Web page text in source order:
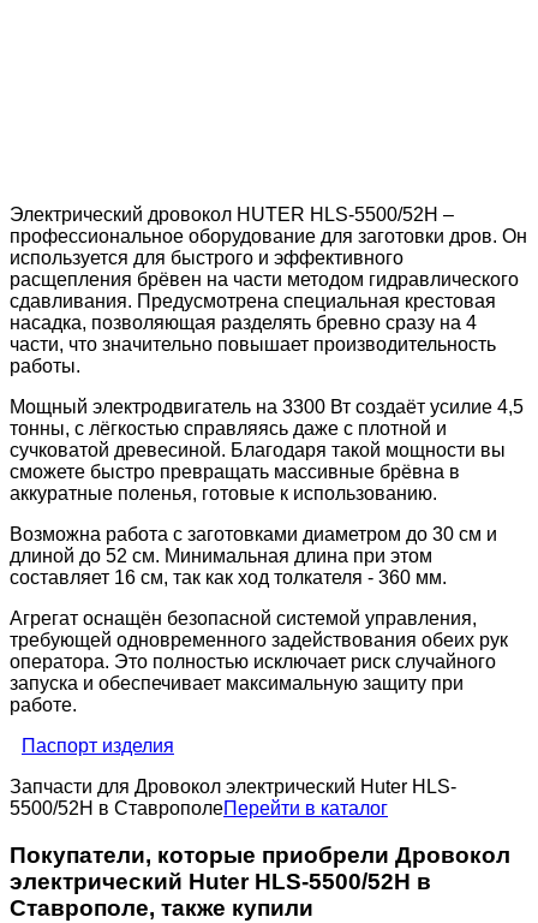
Электрический дровокол HUTER HLS-5500/52H –
профессиональное оборудование для заготовки дров. Он
используется для быстрого и эффективного
расщепления брёвен на части методом гидравлического
сдавливания. Предусмотрена специальная крестовая
насадка, позволяющая разделять бревно сразу на 4
части, что значительно повышает производительность
работы.
Мощный электродвигатель на 3300 Вт создаёт усилие 4,5
тонны, с лёгкостью справляясь даже с плотной и
сучковатой древесиной. Благодаря такой мощности вы
сможете быстро превращать массивные брёвна в
аккуратные поленья, готовые к использованию.
Возможна работа с заготовками диаметром до 30 см и
длиной до 52 см. Минимальная длина при этом
составляет 16 см, так как ход толкателя - 360 мм.
Агрегат оснащён безопасной системой управления,
требующей одновременного задействования обеих рук
оператора. Это полностью исключает риск случайного
запуска и обеспечивает максимальную защиту при
работе.
Паспорт изделия
Запчасти для Дровокол электрический Huter HLS-
5500/52H в СтаврополеПерейти в каталог
Покупатели, которые приобрели Дровокол
электрический Huter HLS-5500/52H в
Ставрополе, также купили